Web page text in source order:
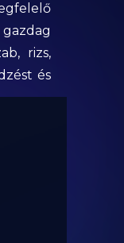
rizs,
és